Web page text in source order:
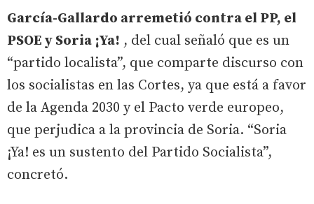
García-Gallardo arremetió contra el PP, el
PSOE y Soria ¡Ya! , del cual señaló que es un
“partido localista”, que comparte discurso con
los socialistas en las Cortes, ya que está a favor
de la Agenda 2030 y el Pacto verde europeo,
que perjudica a la provincia de Soria. “Soria
¡Ya! es un sustento del Partido Socialista”,
concretó.